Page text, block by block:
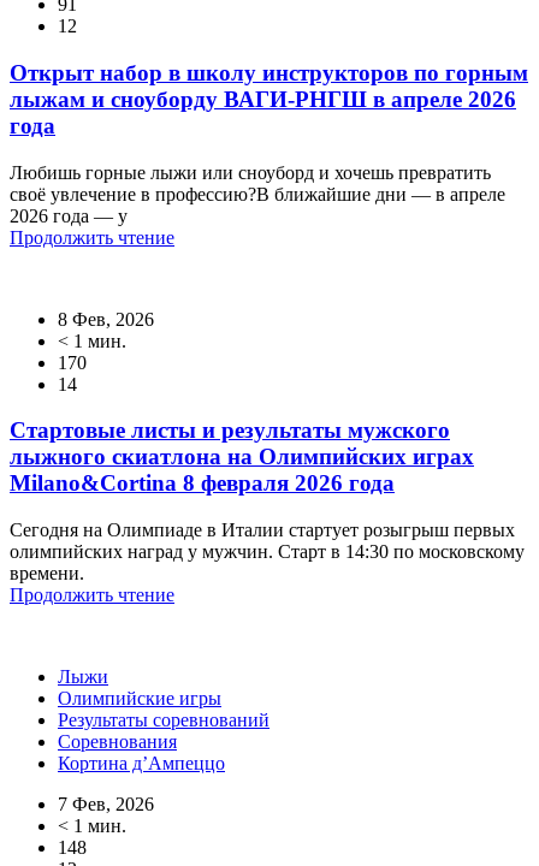
91
12
Открыт набор в школу инструкторов по горным
лыжам и сноуборду ВАГИ-РНГШ в апреле 2026
года
Любишь горные лыжи или сноуборд и хочешь превратить
своё увлечение в профессию?В ближайшие дни — в апреле
2026 года — у
Продолжить чтение
8 Фев, 2026
< 1 мин.
170
14
Стартовые листы и результаты мужского
лыжного скиатлона на Олимпийских играх
Milano&Cortina 8 февраля 2026 года
Сегодня на Олимпиаде в Италии стартует розыгрыш первых
олимпийских наград у мужчин. Старт в 14:30 по московскому
времени.
Продолжить чтение
Лыжи
Олимпийские игры
Результаты соревнований
Соревнования
Кортина д’Ампеццо
7 Фев, 2026
< 1 мин.
148